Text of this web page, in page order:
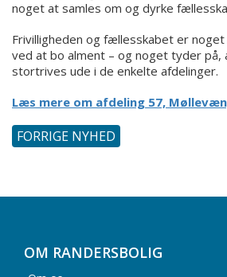
noget at samles om og dyrke
Frivilligheden og fællesskabet er
ved at bo alment – og noget tyder på,
stortrives ude i de enkelte afdelinger.
Læs mere om afdeling 57,
FORRIGE NYHED
OM RANDERSBOLIG